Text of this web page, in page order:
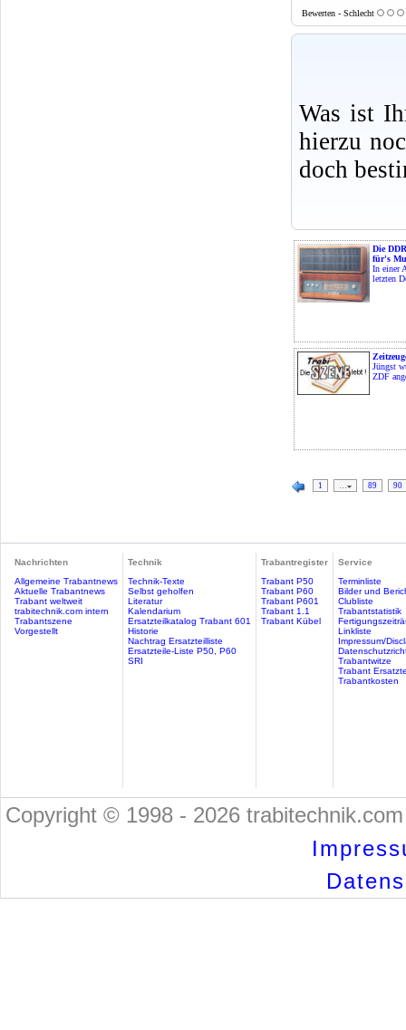
Bewerten - Schlecht
Was ist
hierzu
doch
Die
für's
In einer
letzten
Jüngst
ZDF
1 … 89 90
Nachrichten
Allgemeine Trabantnews
Aktuelle Trabantnews
Trabant weltweit
trabitechnik.com intern
Trabantszene
Vorgestellt
Technik
Technik-Texte
Selbst geholfen
Literatur
Kalendarium
Ersatzteilkatalog Trabant 601
Historie
Nachtrag Ersatzteilliste
Ersatzteile-Liste P50, P60
SRI
Trabantregister
Trabant P50
Trabant P60
Trabant P601
Trabant 1.1
Trabant Kübel
Service
Terminliste
Bilder und
Clubliste
Trabantstatistik
Linkliste
Impressum/
Trabantwitze
Trabant
Trabantkosten
Copyright © 1998 - 2026